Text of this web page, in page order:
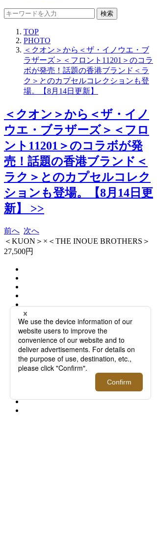
検索
TOP
PHOTO
＜クオン＞から＜ザ・イノウエ・ブ
ラザーズ＞＜フロント11201＞のコラ
ボが発売！話題の香港ブランド＜ラ
ク＞とのカプセルコレクションも登
場。【8月14日更新】
＜クオン＞から＜ザ・イノ
ウエ・ブラザーズ＞＜フロ
ント11201＞のコラボが発
売！話題の香港ブランド＜
ラク＞とのカプセルコレク
ションも登場。【8月14日更
新】 >>
前へ 次へ
＜KUON＞×＜THE INOUE BROTHERS＞
27,500円